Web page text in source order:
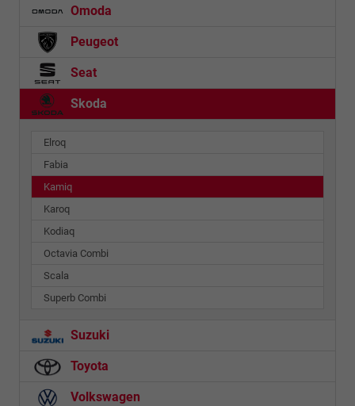
Omoda
Peugeot
Seat
Skoda
Elroq
Fabia
Kamiq
Karoq
Kodiaq
Octavia Combi
Scala
Superb Combi
Suzuki
Toyota
Volkswagen